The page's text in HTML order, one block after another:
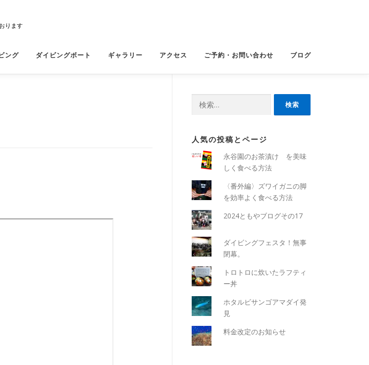
ります
ング ダイビングボート ギャラリー アクセス ご予約・お問い合わせ ブログ
人気の投稿とページ
永谷園のお茶漬け を美味
しく食べる方法
〈番外編〉ズワイガニの脚
を効率よく食べる方法
2024ともやブログその17
ダイビングフェスタ！無事
閉幕。
トロトロに炊いたラフティ
ー丼
ホタルビサンゴアマダイ発
見
料金改定のお知らせ